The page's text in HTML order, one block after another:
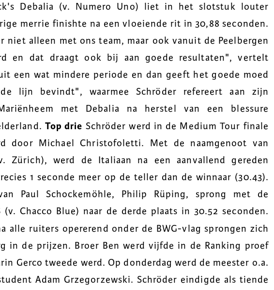
Debalia (v. Numero Uno) liet in het slotstuk louter
merrie finishte na een vloeiende rit in 30,88 seconden.
niet alleen met ons team, maar ook vanuit de Peelbergen
en dat draagt ook bij aan goede resultaten", vertelt
een wat mindere periode en dan geeft het goede moed
lijn bevindt", waarmee Schröder refereert aan zijn
met Debalia na herstel van een blessure
Top drie Schröder werd in de Medium Tour finale
door Michael Christofoletti. Met de naamgenoot van
Zürich), werd de Italiaan na een aanvallend gereden
1 seconde meer op de teller dan de winnaar (30.43).
Paul Schockemöhle, Philip Rüping, sprong met de
(v. Chacco Blue) naar de derde plaats in 30.52 seconden.
alle ruiters opererend onder de BWG-vlag sprongen zich
in de prijzen. Broer Ben werd vijfde in de Ranking proef
Gerco tweede werd. Op donderdag werd de meester o.a.
Adam Grzegorzewski. Schröder eindigde als tiende